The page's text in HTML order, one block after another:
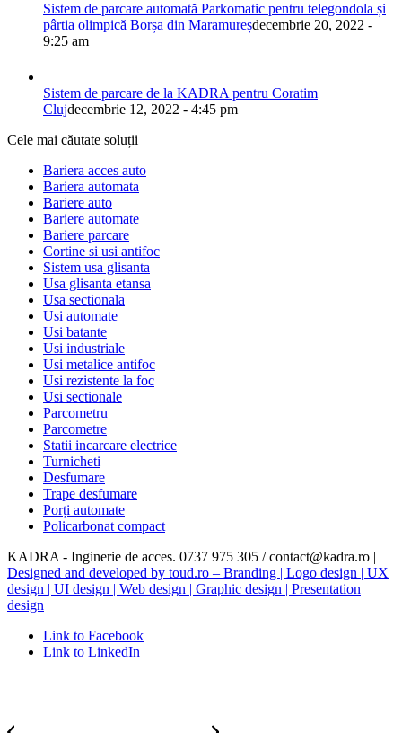
Sistem de parcare automată Parkomatic pentru telegondola și
pârtia olimpică Borșa din Maramureșdecembrie 20, 2022 -
9:25 am
Sistem de parcare de la KADRA pentru Coratim
Clujdecembrie 12, 2022 - 4:45 pm
Cele mai căutate soluții
Bariera acces auto
Bariera automata
Bariere auto
Bariere automate
Bariere parcare
Cortine si usi antifoc
Sistem usa glisanta
Usa glisanta etansa
Usa sectionala
Usi automate
Usi batante
Usi industriale
Usi metalice antifoc
Usi rezistente la foc
Usi sectionale
Parcometru
Parcometre
Statii incarcare electrice
Turnicheti
Desfumare
Trape desfumare
Porți automate
Policarbonat compact
KADRA - Inginerie de acces. 0737 975 305 / contact@kadra.ro |
Designed and developed by toud.ro – Branding | Logo design | UX
design | UI design | Web design | Graphic design | Presentation
design
Link to Facebook
Link to LinkedIn